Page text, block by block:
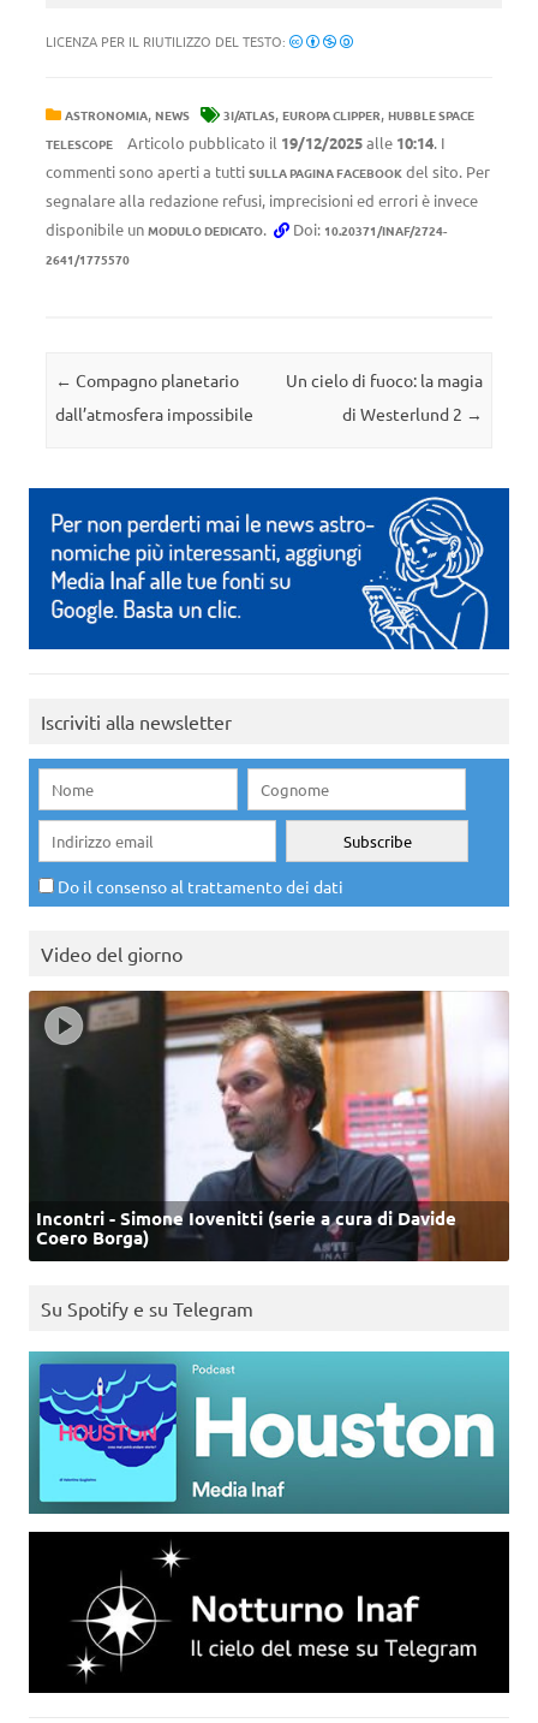
LICENZA PER IL RIUTILIZZO DEL TESTO:
ASTRONOMIA, NEWS 3I/ATLAS, EUROPA CLIPPER, HUBBLE SPACE
TELESCOPE
Articolo pubblicato il 19/12/2025alle 10:14. I
commenti sono aperti a tutti SULLA PAGINA FACEBOOK del sito. Per
segnalare alla redazione refusi, imprecisioni ed errori è invece
disponibile un MODULO DEDICATO. Doi: 10.20371/INAF/2724-
2641/1775570
Navigazione articolo
← Compagno planetario
dall’atmosfera impossibile
Un cielo di fuoco: la magia
di Westerlund 2 →
Iscriviti alla newsletter
Do il consenso al trattamento dei dati
Video del giorno
Incontri - Simone Iovenitti (serie a cura di Davide
Coero Borga)
Su Spotify e su Telegram